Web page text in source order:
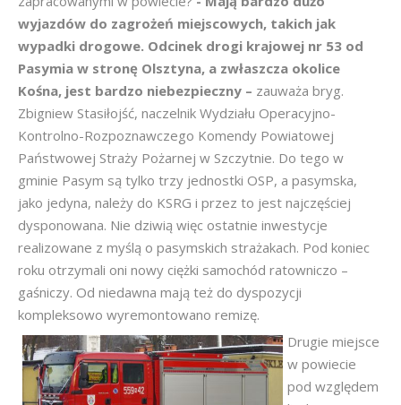
wyjazdów do zagrożeń miejscowych, takich jak
wypadki drogowe. Odcinek drogi krajowej nr 53 od
Pasymia w stronę Olsztyna, a zwłaszcza okolice
Kośna, jest bardzo niebezpieczny – zauważa bryg.
Zbigniew Stasiłojść, naczelnik Wydziału Operacyjno-
Kontrolno-Rozpoznawczego Komendy Powiatowej
Państwowej Straży Pożarnej w Szczytnie. Do tego w
gminie Pasym są tylko trzy jednostki OSP, a pasymska,
jako jedyna, należy do KSRG i przez to jest najczęściej
dysponowana. Nie dziwią więc ostatnie inwestycje
realizowane z myślą o pasymskich strażakach. Pod koniec
roku otrzymali oni nowy ciężki samochód ratowniczo –
gaśniczy. Od niedawna mają też do dyspozycji
kompleksowo wyremontowano remizę.
Drugie miejsce
w powiecie
pod względem